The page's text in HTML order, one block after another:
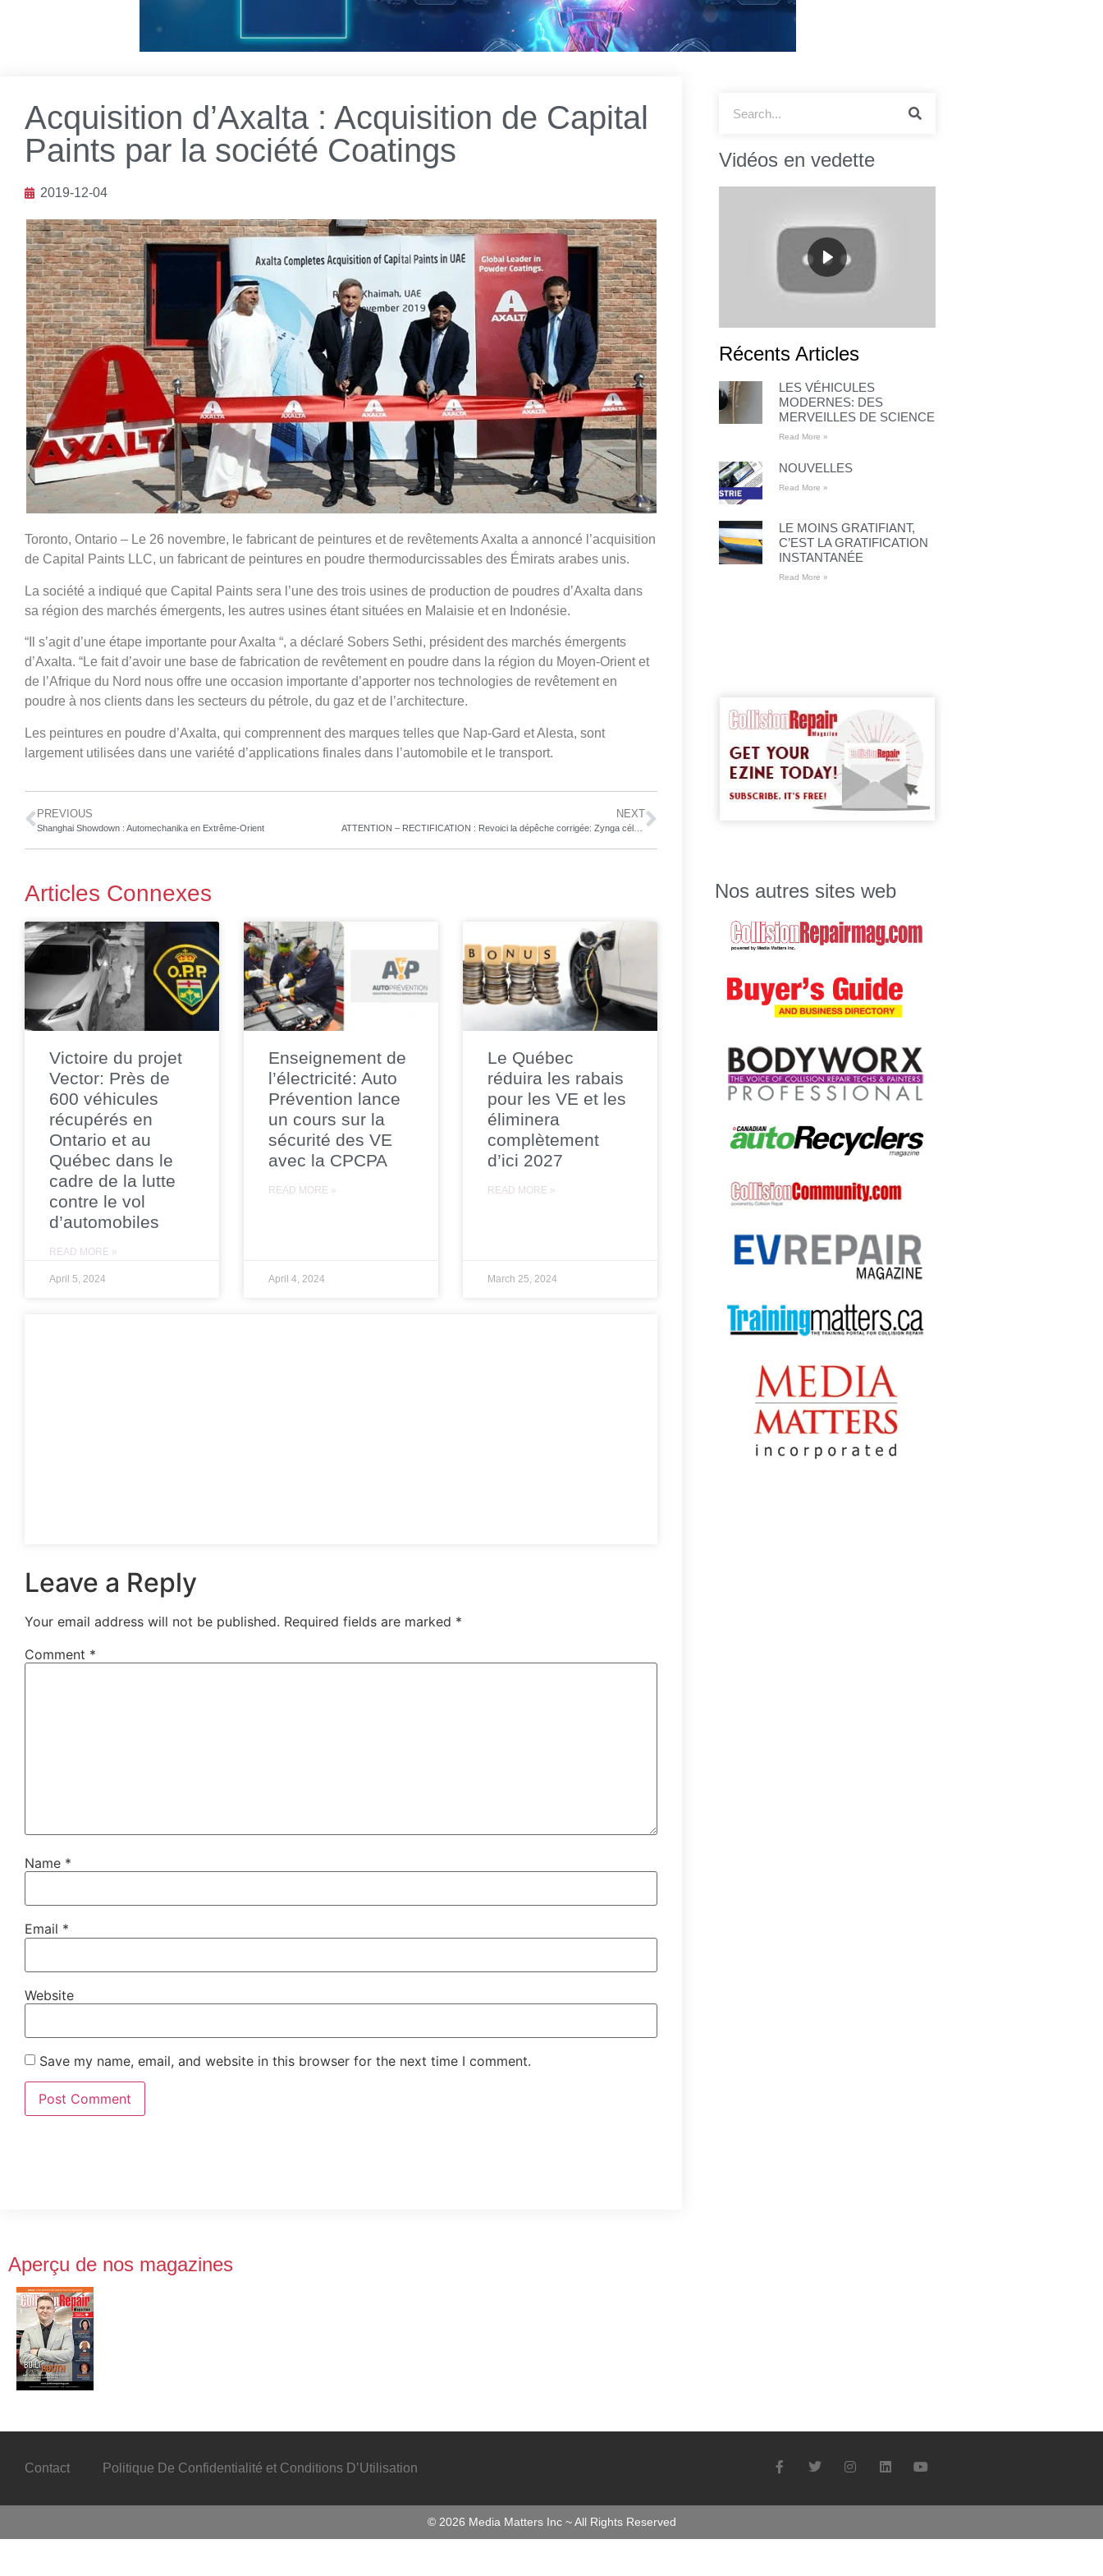
Acquisition d’Axalta : Acquisition de Capital
Paints par la société Coatings
2019-12-04
Toronto, Ontario – Le 26 novembre, le fabricant de peintures et de revêtements Axalta a annoncé l’acquisition
de Capital Paints LLC, un fabricant de peintures en poudre thermodurcissables des Émirats arabes unis.
La société a indiqué que Capital Paints sera l’une des trois usines de production de poudres d’Axalta dans
sa région des marchés émergents, les autres usines étant situées en Malaisie et en Indonésie.
“Il s’agit d’une étape importante pour Axalta “, a déclaré Sobers Sethi, président des marchés émergents
d’Axalta. “Le fait d’avoir une base de fabrication de revêtement en poudre dans la région du Moyen-Orient et
de l’Afrique du Nord nous offre une occasion importante d’apporter nos technologies de revêtement en
poudre à nos clients dans les secteurs du pétrole, du gaz et de l’architecture.
Les peintures en poudre d’Axalta, qui comprennent des marques telles que Nap-Gard et Alesta, sont
largement utilisées dans une variété d’applications finales dans l’automobile et le transport.
PREVIOUS
Shanghai Showdown : Automechanika en Extrême-Orient
NEXT
Articles Connexes
Victoire du projet
Vector: Près de
600 véhicules
récupérés en
Ontario et au
Québec dans le
cadre de la lutte
contre le vol
d’automobiles
READ MORE »
April 5, 2024
Enseignement de
l’électricité: Auto
Prévention lance
un cours sur la
sécurité des VE
avec la CPCPA
READ MORE »
April 4, 2024
Le Québec
réduira les rabais
pour les VE et les
éliminera
complètement
d’ici 2027
READ MORE »
March 25, 2024
Leave a Reply
Your email address will not be published. Required fields are marked *
Comment *
Name *
Email *
Website
Save my name, email, and website in this browser for the next time I comment.
Vidéos en vedette
Récents Articles
LES VÉHICULES
MODERNES: DES
MERVEILLES DE SCIENCE
Read More »
NOUVELLES
Read More »
LE MOINS GRATIFIANT,
C’EST LA GRATIFICATION
INSTANTANÉE
Read More »
Nos autres sites web
Aperçu de nos magazines
Contact Politique De Confidentialité et Conditions D’Utilisation
© 2026 Media Matters Inc ~ All Rights Reserved